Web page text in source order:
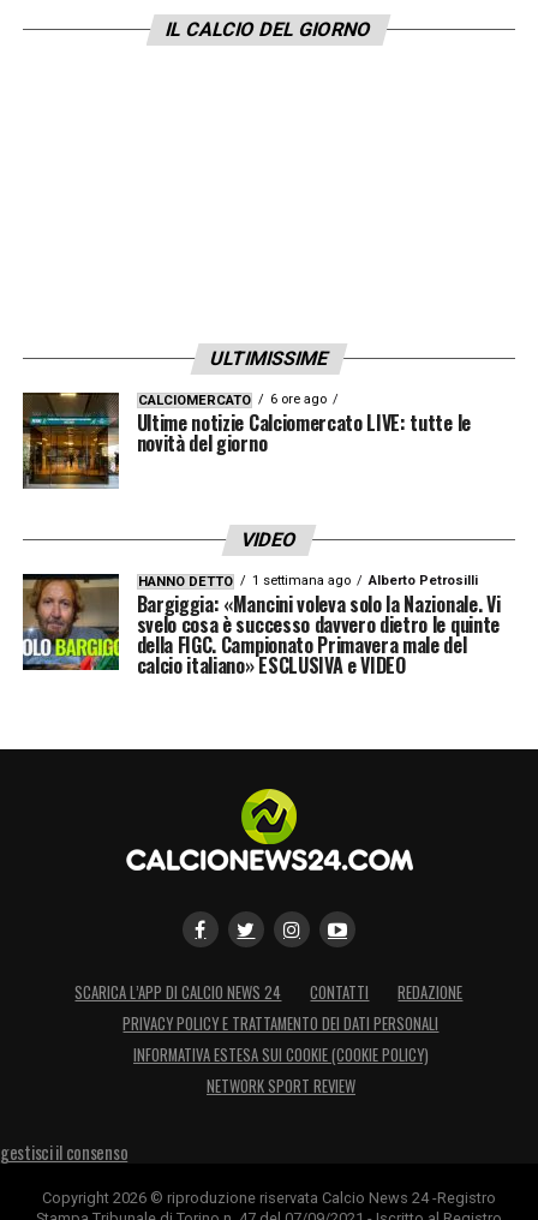
Gli equilibri odierni saranno dettati dal
di stupire e un “peso massimo” che
terrorizza l’Italia con la sua potenza di fuoco.
L’obiettivo per entrambi? Regalare
spettacolo, evitando che questa doppia sfida
LA PLAYLIST DELLE NOSTRE TOP NEWS
IL CALCIO DEL GIORNO
ULTIMISSIME
CALCIOMERCATO 6 ore ago
Ultime notizie Calciomercato LIVE: tutte le
novità del giorno
VIDEO
HANNO DETTO 1 settimana ago Alberto Petrosilli
Bargiggia: «Mancini voleva solo la Nazionale. Vi
svelo cosa è successo davvero dietro le quinte
della FIGC. Campionato Primavera male del
calcio italiano» ESCLUSIVA e VIDEO
SCARICA L’APP DI CALCIO NEWS 24 CONTATTI
REDAZIONE
PRIVACY POLICY E TRATTAMENTO DEI DATI PERSONALI
INFORMATIVA ESTESA SUI COOKIE (COOKIE POLICY)
NETWORK SPORT REVIEW
gestisci il consenso
Copyright 2026 © riproduzione riservata Calcio News 24 -Registro